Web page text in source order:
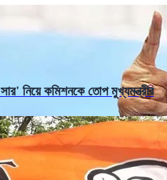
নিয়ে কমিশনকে তোপ মুখ্যমন্ত্রীর